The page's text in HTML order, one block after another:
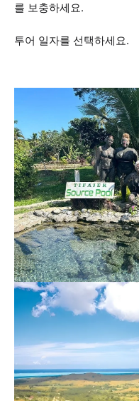
를 보충하세요.
투어 일자를 선택하세요.